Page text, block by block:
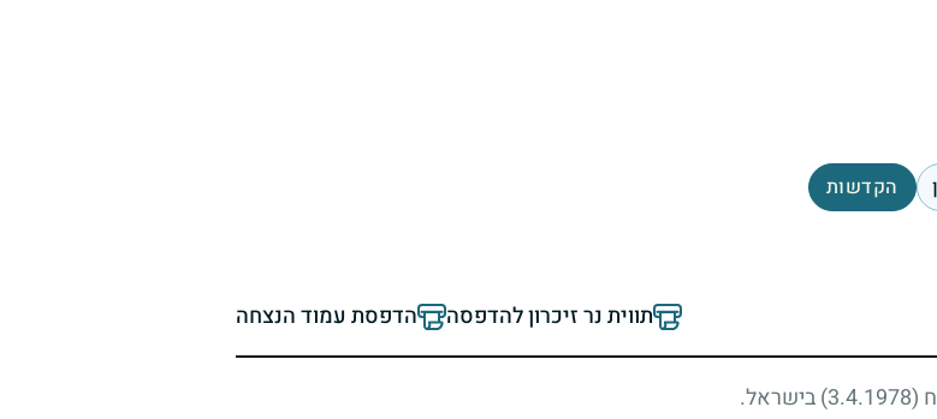
הקדשות
תווית נר זיכרון להדפסה הדפסת עמוד הנצחה